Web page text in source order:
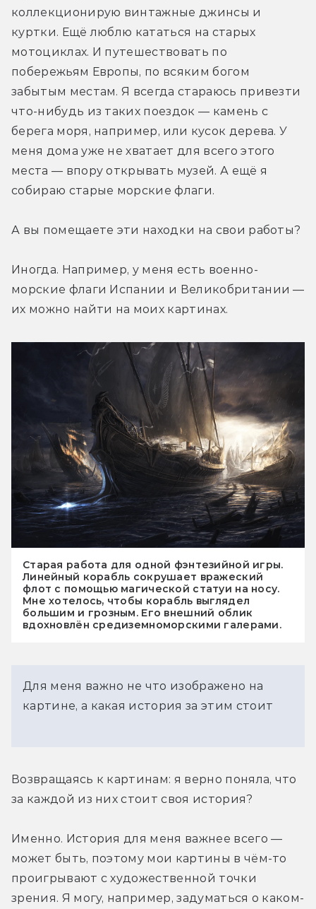
коллекционирую винтажные джинсы и
куртки. Ещё люблю кататься на старых
мотоциклах. И путешествовать по
побережьям Европы, по всяким богом
забытым местам. Я всегда стараюсь привезти
что-нибудь из таких поездок — камень с
берега моря, например, или кусок дерева. У
меня дома уже не хватает для всего этого
места — впору открывать музей. А ещё я
собираю старые морские флаги.
А вы помещаете эти находки на свои работы?
Иногда. Например, у меня есть военно-
морские флаги Испании и Великобритании —
их можно найти на моих картинах.
Старая работа для одной фэнтезийной игры.
Линейный корабль сокрушает вражеский
флот с помощью магической статуи на носу.
Мне хотелось, чтобы корабль выглядел
большим и грозным. Его внешний облик
вдохновлён средиземноморскими галерами.
Для меня важно не что изображено на
картине, а какая история за этим стоит
Возвращаясь к картинам: я верно поняла, что
за каждой из них стоит своя история?
Именно. История для меня важнее всего —
может быть, поэтому мои картины в чём-то
проигрывают с художественной точки
зрения. Я могу, например, задуматься о каком-